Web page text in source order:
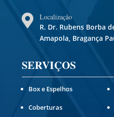

Localização
R. Dr. Rubens Borba
Amapola, Bragança
SERVIÇOS
Box e Espelhos
Coberturas